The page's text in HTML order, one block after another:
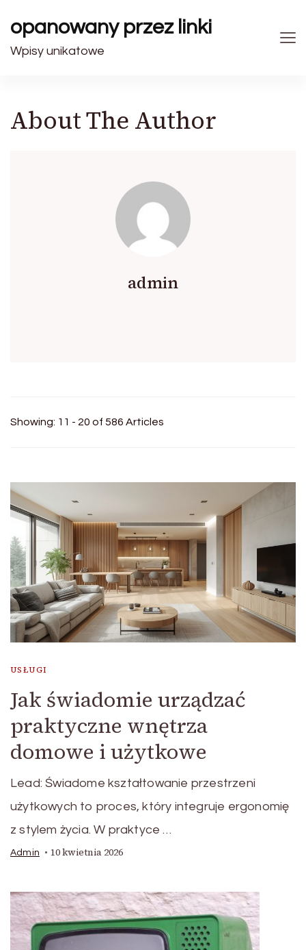
opanowany przez linki
Wpisy unikatowe
About The Author
admin
Showing: 11 - 20 of 586 Articles
USŁUGI
Jak świadomie urządzać
praktyczne wnętrza
domowe i użytkowe
Lead: Świadome kształtowanie przestrzeni
użytkowych to proces, który integruje ergonomię
z stylem życia. W praktyce …
Admin 10 kwietnia 2026